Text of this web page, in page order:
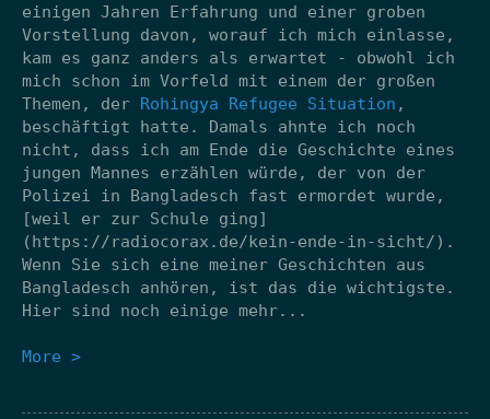
einigen Jahren Erfahrung und einer groben
Vorstellung davon, worauf ich mich einlasse,
kam es ganz anders als erwartet - obwohl ich
mich schon im Vorfeld mit einem der großen
Themen, der Rohingya Refugee Situation ,
beschäftigt hatte. Damals ahnte ich noch
nicht, dass ich am Ende die Geschichte eines
jungen Mannes erzählen würde, der von der
Polizei in Bangladesch fast ermordet wurde,
[weil er zur Schule ging]
(https://radiocorax.de/kein-ende-in-sicht/).
Wenn Sie sich eine meiner Geschichten aus
Bangladesch anhören, ist das die wichtigste.
Hier sind noch einige mehr...
More >